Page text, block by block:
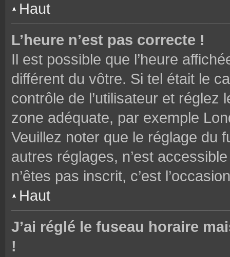
Haut
L’heure n’est pas correcte !
Il est possible que l’heure
différent du vôtre. Si tel était le
contrôle de l’utilisateur et
zone adéquate, par exemple
Veuillez noter que le réglage du
autres réglages, n’est
n’êtes pas inscrit, c’est
Haut
J’ai réglé le fuseau horaire
!